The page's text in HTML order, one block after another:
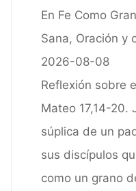
En Fe Como
Sana, Oración y
2026-08-08
Reflexión sobre
Mateo 17,14-20.
súplica de un
sus discípulos
como un grano